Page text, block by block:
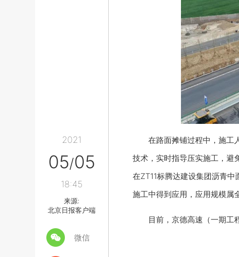
2021
05/05
18:45
来源:
北京日报客户端
微信
在路面摊铺过程中，施工人
技术，实时指导压实施工，避
在ZT11标腾达建设集团沥青
施工中得到应用，应用规模属
目前，京德高速（一期工程